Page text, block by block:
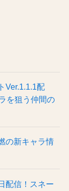
Ver.1.1.1配
を狙う仲間の
の新キャラ情
配信！スネー